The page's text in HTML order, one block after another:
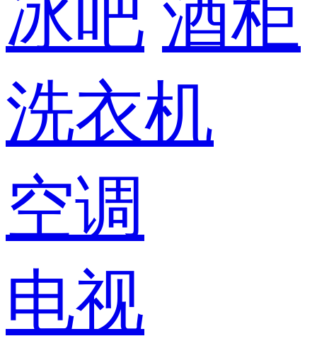
冰吧 酒柜
洗衣机
空调
电视